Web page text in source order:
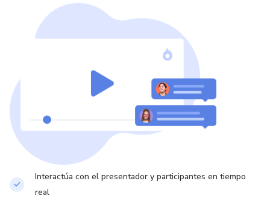
Interactúa con el presentador y participantes en tiempo
real